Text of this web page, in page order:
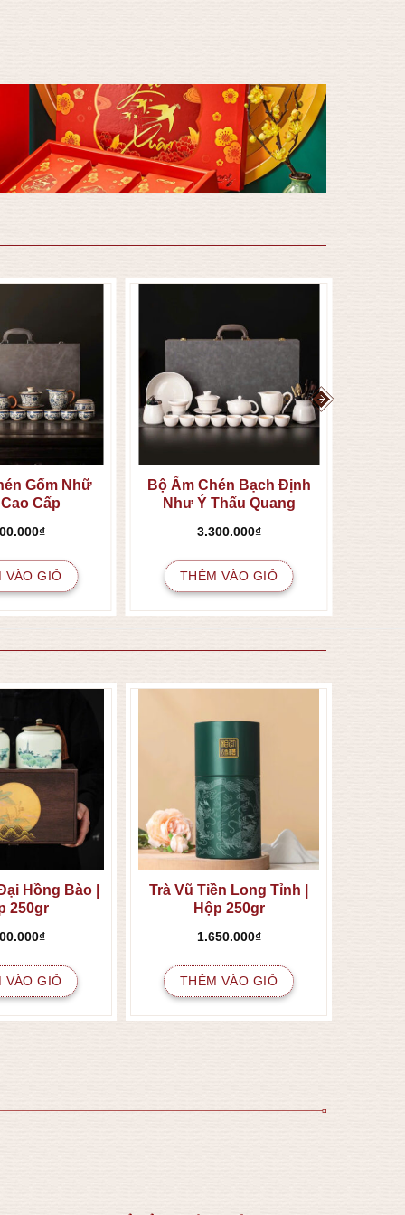
Gốm Nhữ
Cấp
₫
VÀO GIỎ
Bộ Ấm Chén Bạch Định
Như Ý Thấu Quang
3.300.000₫
THÊM VÀO GIỎ
Hồng Bào |
250gr
₫
VÀO GIỎ
Trà Vũ Tiền Long Tỉnh |
Hộp 250gr
1.650.000₫
THÊM VÀO GIỎ